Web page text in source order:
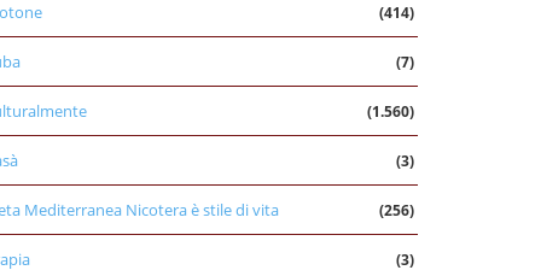
(414)
(7)
(1.560)
(3)
Mediterranea Nicotera è stile di vita (256)
(3)